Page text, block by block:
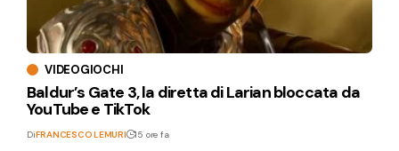
VIDEOGIOCHI
Baldur’s Gate 3, la diretta di Larian bloccata da
YouTube e TikTok
DiFRANCESCO LEMURI 15 ore fa